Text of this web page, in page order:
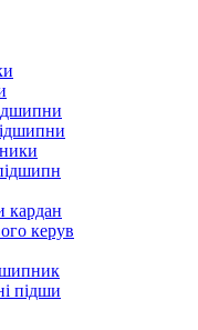
кардан
керув
підши